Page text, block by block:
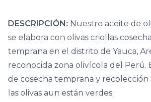
DESCRIPCIÓN: Nuestro aceite de
se elabora con olivas criollas
temprana en el distrito de Yauca,
reconocida zona olivícola del Perú.
de cosecha temprana y
las olivas aun están verdes.